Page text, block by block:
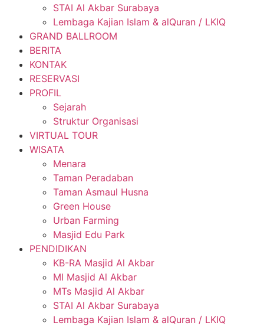
STAI Al Akbar Surabaya
Lembaga Kajian Islam & alQuran / LKIQ
GRAND BALLROOM
BERITA
KONTAK
RESERVASI
PROFIL
Sejarah
Struktur Organisasi
VIRTUAL TOUR
WISATA
Menara
Taman Peradaban
Taman Asmaul Husna
Green House
Urban Farming
Masjid Edu Park
PENDIDIKAN
KB-RA Masjid Al Akbar
MI Masjid Al Akbar
MTs Masjid Al Akbar
STAI Al Akbar Surabaya
Lembaga Kajian Islam & alQuran / LKIQ